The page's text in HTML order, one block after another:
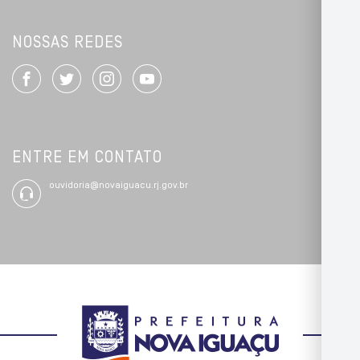
NOSSAS REDES
ENTRE EM CONTATO
ouvidoria@novaiguacu.rj.gov.br